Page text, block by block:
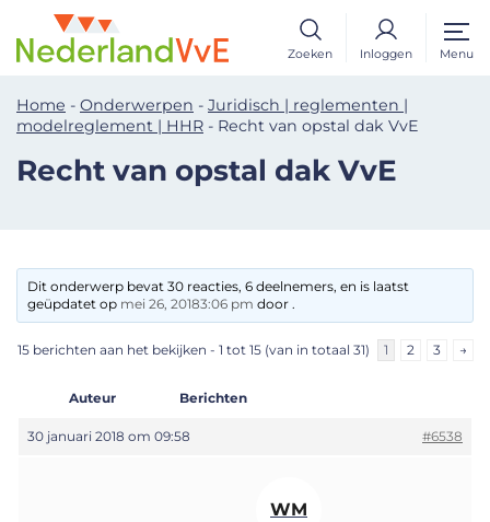
Zoeken Inloggen Menu
Home - Onderwerpen - Juridisch | reglementen |
modelreglement | HHR - Recht van opstal dak VvE
Recht van opstal dak VvE
Dit onderwerp bevat 30 reacties, 6 deelnemers, en is laatst
geüpdatet op mei 26, 20183:06 pm door .
15 berichten aan het bekijken - 1 tot 15 (van in totaal 31) 1 2 3 →
Auteur Berichten
30 januari 2018 om 09:58 #6538
WM